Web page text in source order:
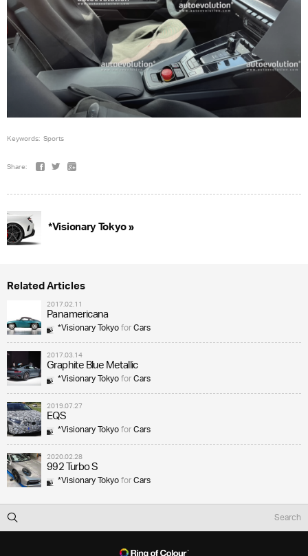
Keywords: Sports
Share:
*Visionary Tokyo »
Related Articles
2017.02.11
Panamericana
*Visionary TokyoforCars
2017.03.14
Graphite Blue Metallic
*Visionary TokyoforCars
2019.07.27
EQS
*Visionary TokyoforCars
2020.02.28
992 Turbo S
*Visionary TokyoforCars